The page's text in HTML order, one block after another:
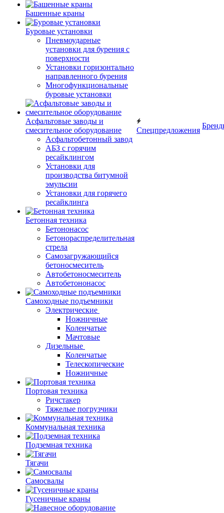
Башенные краны
Буровые установки
Пневмоударные
установки для бурения с
поверхности
Установки горизонтально
направленного бурения
Многофункциональные
буровые установки
Асфальтовые заводы и
смесительное оборудование
Асфальтобетонный завод
АБЗ с горячим
ресайклингом
Установки для
производства битумной
эмульсии
Установки для горячего
ресайклинга
Бетонная техника
Бетононасос
Бетонораспределительная
стрела
Самозагружающийся
бетоносмеситель
Автобетоносмеситель
Автобетононасос
Самоходные подъемники
Электрические
Ножничные
Коленчатые
Мачтовые
Дизельные
Коленчатые
Телескопические
Ножничные
Портовая техника
Ричстакер
Тяжелые погрузчики
Коммунальная техника
Подземная техника
Тягачи
Самосвалы
Гусеничные краны
Спецпредложения